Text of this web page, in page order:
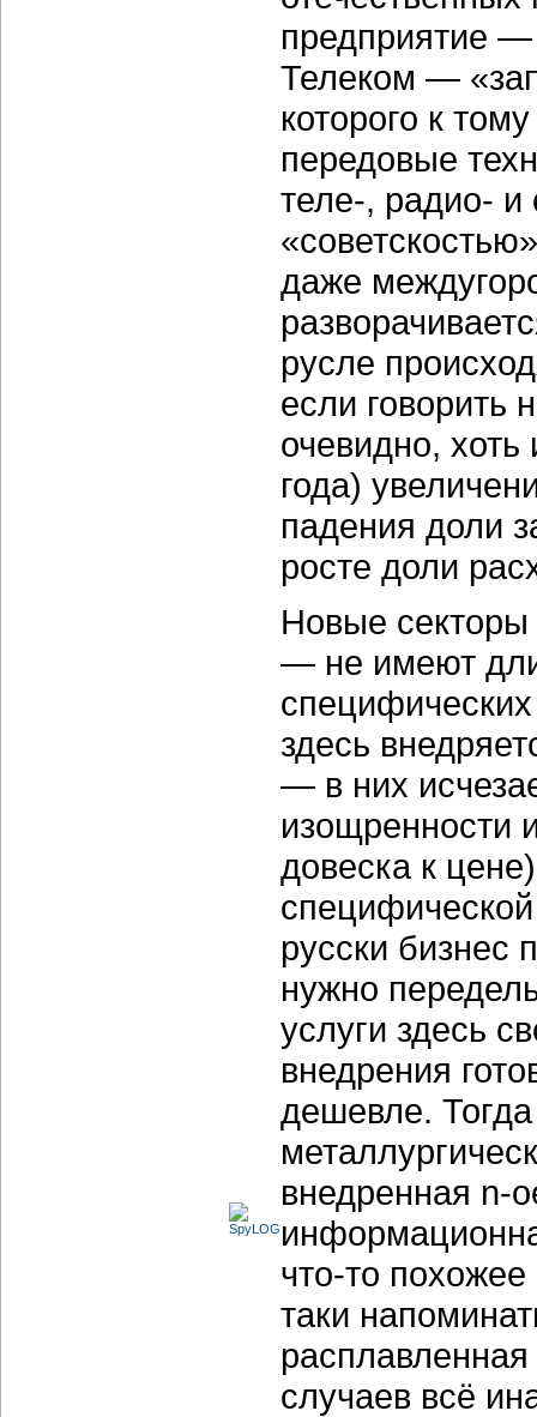
предприятие —
Телеком —
которого к
передовые
теле-, радио- и
даже
русле
если говорить
очевидно,
года)
падения доли
росте доли
Новые секторы
— не имеют
здесь
— в них
изощренности
довеска к
русски бизнес
нужно
услуги здесь
внедрения
дешевле.
внедренная n-
что-то
таки
случаев всё